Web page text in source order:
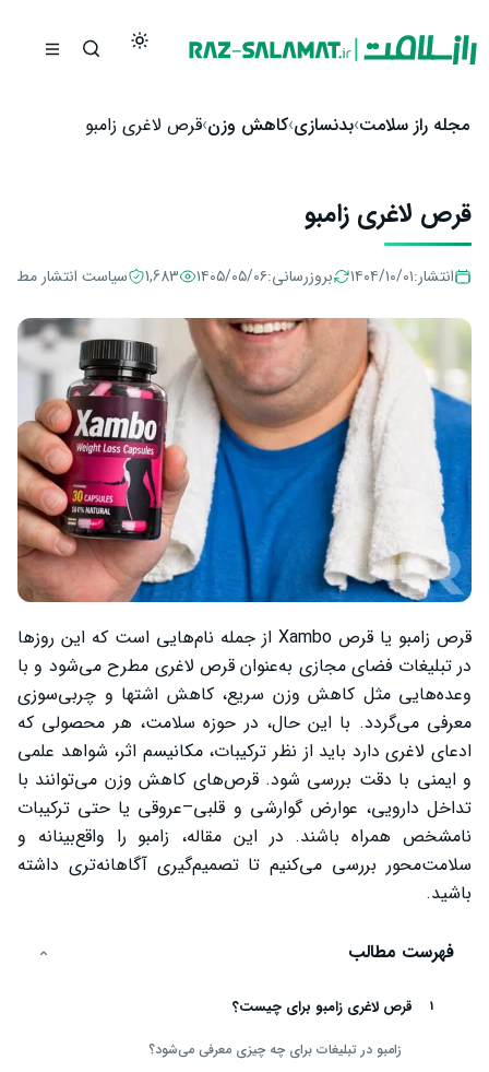
مجله راز سلامت بدنسازی کاهش وزن قرص لاغری زامبو
قرص لاغری زامبو
انتشار:۱۴۰۴/۱۰/۰۱ بروزرسانی:۱۴۰۵/۰۵/۰۶ 1,683 سیاست انتشار
قرص زامبو یا قرص Xambo از جمله نام‌هایی است که این روزها
در تبلیغات فضای مجازی به‌عنوان قرص لاغری مطرح می‌شود و با
وعده‌هایی مثل کاهش وزن سریع، کاهش اشتها و چربی‌سوزی
معرفی می‌گردد. با این حال، در حوزه سلامت، هر محصولی که
ادعای لاغری دارد باید از نظر ترکیبات، مکانیسم اثر، شواهد علمی
و ایمنی با دقت بررسی شود. قرص‌های کاهش وزن می‌توانند با
تداخل دارویی، عوارض گوارشی و قلبی–عروقی یا حتی ترکیبات
نامشخص همراه باشند. در این مقاله، زامبو را واقع‌بینانه و
سلامت‌محور بررسی می‌کنیم تا تصمیم‌گیری آگاهانه‌تری داشته
باشید.
فهرست مطالب
قرص لاغری زامبو برای چیست؟
زامبو در تبلیغات برای چه چیزی معرفی می‌شود؟